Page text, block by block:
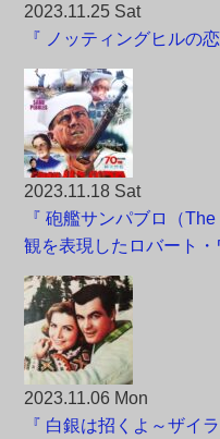
2023.11.25 Sat
『 ノッティングヒルの
2023.11.18 Sat
『 砲艦サンパブロ（
観を表現したロバート
2023.11.06 Mon
『 白銀は招くよ～ザイ